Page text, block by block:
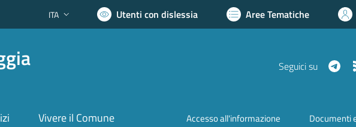
Lingua attiva:
ITA Utenti con dislessia Aree Tematiche
Seguici su
Vivere il Comune Accesso all'informazione Documenti